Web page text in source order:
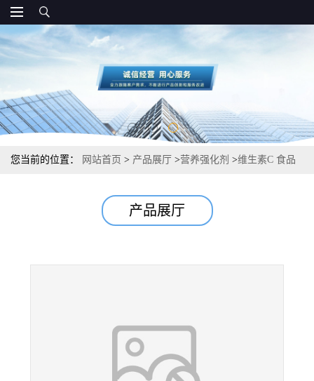
您当前的位置： 网站首页 > 产品展厅 >营养强化剂 >维生素C 食品
产品展厅